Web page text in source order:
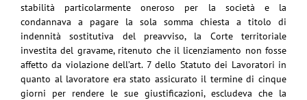
stabilità particolarmente oneroso per la società e la
condannava a pagare la sola somma chiesta a titolo di
indennità sostitutiva del preavviso, la Corte territoriale
investita del gravame, ritenuto che il licenziamento non fosse
affetto da violazione dell’art. 7 dello Statuto dei Lavoratori in
quanto al lavoratore era stato assicurato il termine di cinque
giorni per rendere le sue giustificazioni, escludeva che la